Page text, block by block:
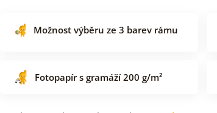
Možnost výběru ze 3 barev rámu
Fotopapír s gramáží 200 g/m²